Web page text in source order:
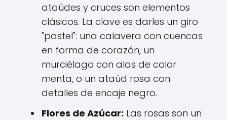
ataúdes y cruces son elementos
clásicos. La clave es darles un giro
"pastel": una calavera con cuencas
en forma de corazón, un
murciélago con alas de color
menta, o un ataúd rosa con
detalles de encaje negro.
Flores de Azúcar: Las rosas son un